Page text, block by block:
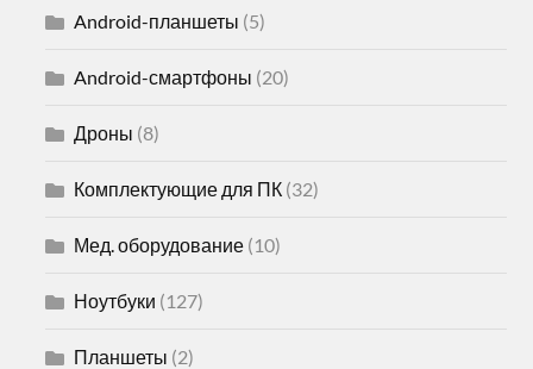
Android-планшеты (5)
Android-смартфоны (20)
Дроны (8)
Комплектующие для ПК (32)
Мед. оборудование (10)
Ноутбуки (127)
Планшеты (2)